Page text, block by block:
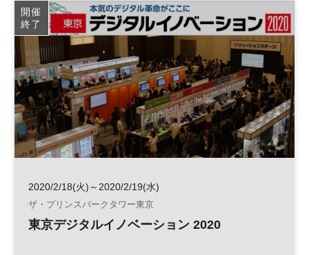
開催
終了
2020/2/18(火)～2020/2/19(水)
ザ・プリンスパークタワー東京
東京デジタルイノベーション 2020